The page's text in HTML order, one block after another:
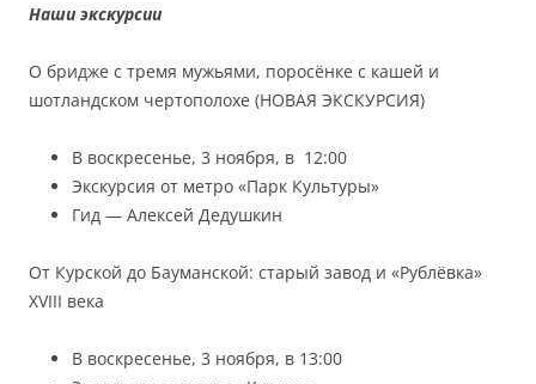
Наши экскурсии
О бридже с тремя мужьями, поросёнке с кашей и
шотландском чертополохе (НОВАЯ ЭКСКУРСИЯ)
В воскресенье, 3 ноября, в 12:00
Экскурсия от метро «Парк Культуры»
Гид — Алексей Дедушкин
От Курской до Бауманской: старый завод и «Рублёвка»
XVIII века
В воскресенье, 3 ноября, в 13:00